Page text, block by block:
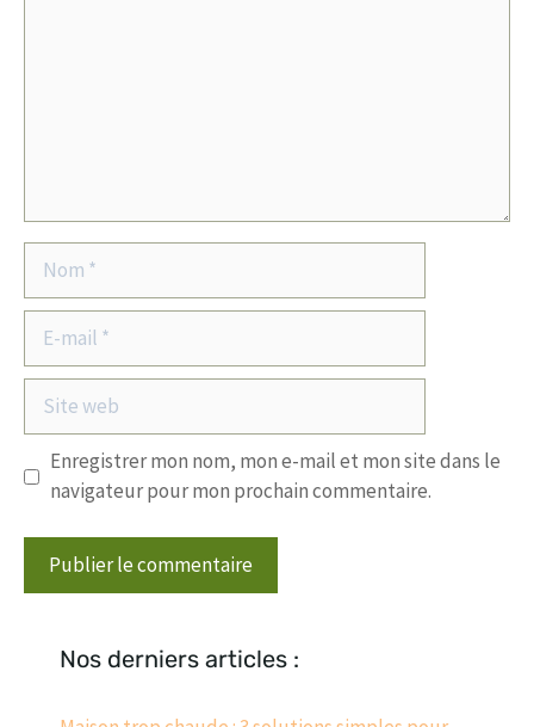
mail
Site
web
Enregistrer mon nom, mon e-mail et mon site dans le
navigateur pour mon prochain commentaire.
Nos derniers articles :